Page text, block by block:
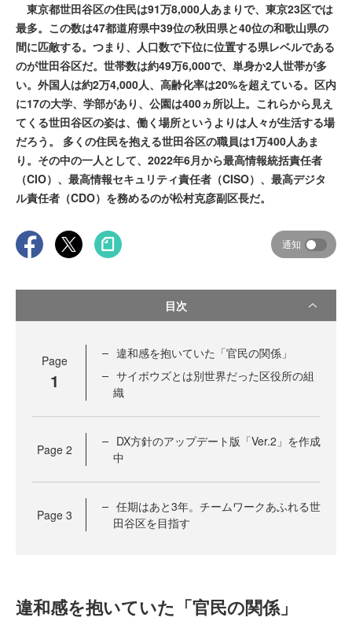
東京都世田谷区の住民は91万8,000人あまりで、東京23区では
最多。この数は47都道府県中39位の秋田県と40位の和歌山県の
間に匹敵する。つまり、人口数で下位に位置する県レベルである
のが世田谷区だ。世帯数は約49万6,000で、単身か2人世帯が多
い。外国人は約2万4,000人、高齢化率は20%を超えている。区内
に17の大学、学部があり、公園は400ヵ所以上。これらから見え
てくる世田谷区の姿は、働く場所というよりは人々が生活する場
だろう。 多くの住民を抱える世田谷区の職員は1万400人あま
り。その中の一人として、2022年6月から最高情報統括責任者
（CIO）、最高情報セキュリティ責任者（CISO）、最高デジタ
ル責任者（CDO）を務めるのが松村克彦副区長だ。
通知
目次
Page
1
違和感を抱いていた「官民の関係」
サイボウズとは別世界だった区役所の組
織
Page 2
DX方針のアップデート版「Ver.2」を作成
中
Page 3
任期はあと3年。チームワークあふれる世
田谷区を目指す
違和感を抱いていた「官民の関係」